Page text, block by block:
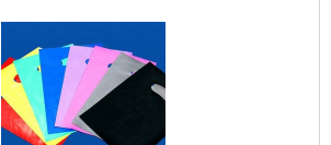
importante lembrar
o produto deve ser adquirido
empresas especializadas.
tipo de cuidado ajuda a
a qualidade e
em conformidade com
regulamentações de
alimentar,